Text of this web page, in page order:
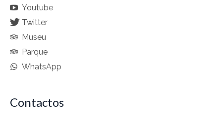
Youtube
Twitter
Museu
Parque
WhatsApp
Contactos